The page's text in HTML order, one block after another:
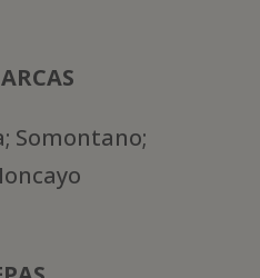
Somontano;